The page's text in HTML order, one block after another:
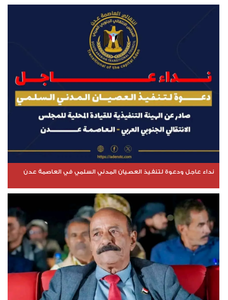
نداء عاجل ودعوة لتنفيذ العصيان المدني السلمي في العاصمة عدن